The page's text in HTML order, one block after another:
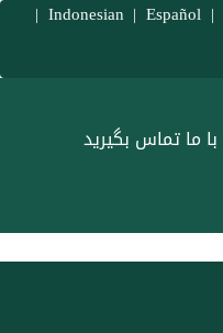
|
Indonesian | Español
|
با ما تماس بگیرید